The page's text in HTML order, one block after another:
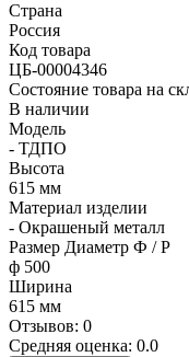
Страна
Россия
Код товара
ЦБ-00004346
Состояние товара на
В наличии
Модель
- ТДПО
Высота
615 мм
Материал изделии
- Окрашеный металл
Размер Диаметр Ф / Р
ф 500
Ширина
615 мм
Отзывов: 0
Средняя оценка: 0.0